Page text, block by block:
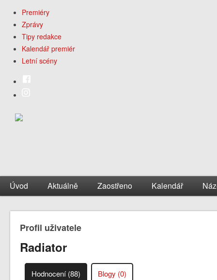
Premiéry
Zprávy
Tipy redakce
Kalendář premiér
Letní scény
Úvod Aktuálně Zaostřeno Kalendář
Profil uživatele
Radiator
Hodnocení (88) Blogy (0)